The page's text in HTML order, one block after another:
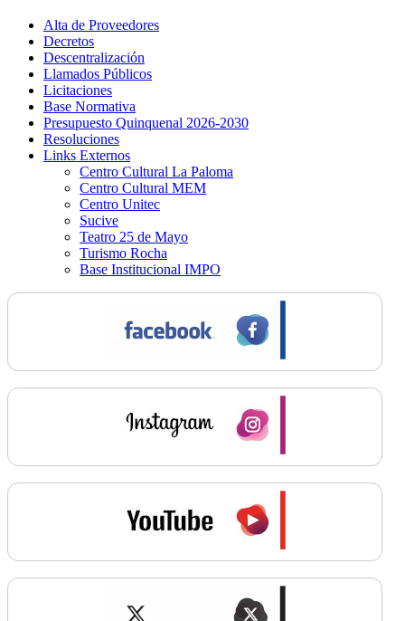
Alta de Proveedores
Decretos
Descentralización
Llamados Públicos
Licitaciones
Base Normativa
Presupuesto Quinquenal 2026-2030
Resoluciones
Links Externos
Centro Cultural La Paloma
Centro Cultural MEM
Centro Unitec
Sucive
Teatro 25 de Mayo
Turismo Rocha
Base Institucional IMPO